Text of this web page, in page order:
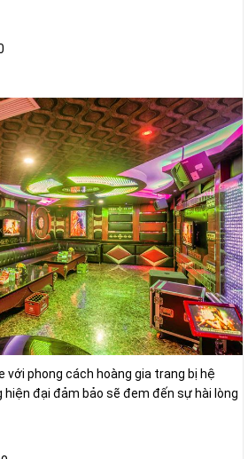
với phong cách hoàng gia trang bị hệ
đại đảm bảo sẽ đem đến sự hài lòng